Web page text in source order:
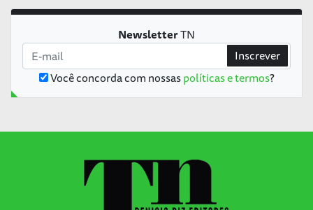
NewsletterTN
Você concorda com nossaspolíticas e termos?
Inscrever